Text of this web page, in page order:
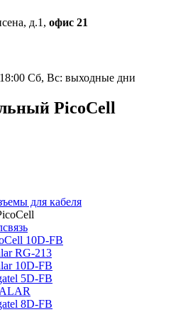
д.1, офис 21
Cб, Вс: выходные дни
PicoCell
для кабеля
10D-FB
RG-213
10D-FB
5D-FB
8D-FB